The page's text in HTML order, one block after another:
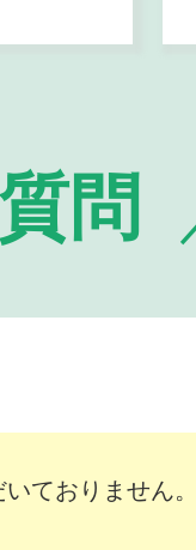
問
ておりません。